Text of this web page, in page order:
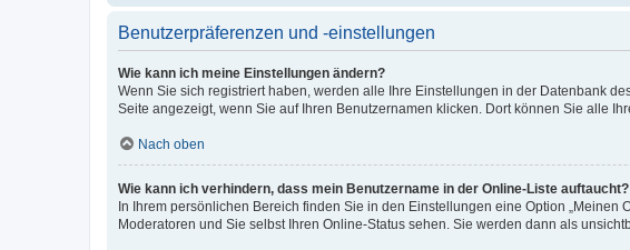
Benutzerpräferenzen und -einstellungen
Wie kann ich meine Einstellungen ändern?
Wenn Sie sich registriert haben, werden alle Ihre Einstellungen in der Datenbank
Seite angezeigt, wenn Sie auf Ihren Benutzernamen klicken. Dort können Sie alle
Nach oben
Wie kann ich verhindern, dass mein Benutzername in der Online-Liste auftaucht?
In Ihrem persönlichen Bereich finden Sie in den Einstellungen eine Option
Moderatoren und Sie selbst Ihren Online-Status sehen. Sie werden dann als